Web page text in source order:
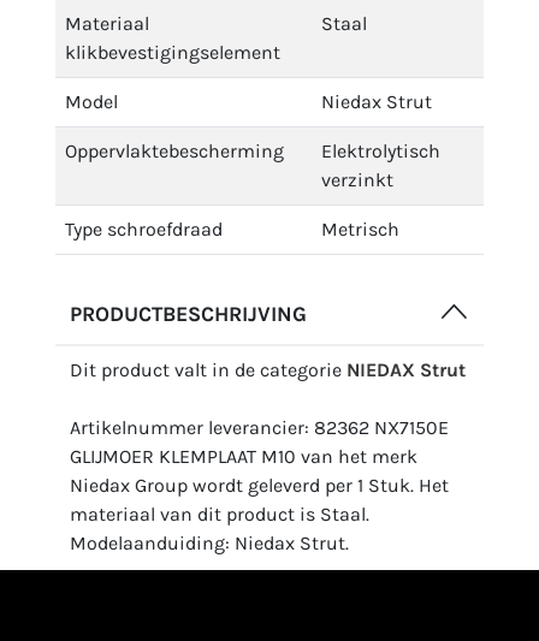
Materiaal
klikbevestigingselement
Staal
Model Niedax Strut
Oppervlaktebescherming
Elektrolytisch
verzinkt
Type schroefdraad Metrisch
PRODUCTBESCHRIJVING
Dit product valt in de categorie NIEDAX Strut
Artikelnummer leverancier: 82362 NX7150E
GLIJMOER KLEMPLAAT M10 van het merk
Niedax Group wordt geleverd per 1 Stuk. Het
materiaal van dit product is Staal.
Modelaanduiding: Niedax Strut.